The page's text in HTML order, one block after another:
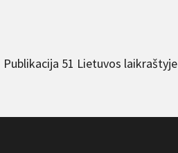
Publikacija 51 Lietuvos laikraštyje